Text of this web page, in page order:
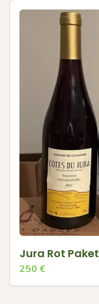
Jura Rot Paket
250 €